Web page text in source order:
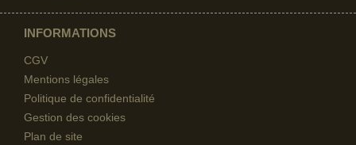
INFORMATIONS
CGV
Mentions légales
Politique de confidentialité
Gestion des cookies
Plan de site